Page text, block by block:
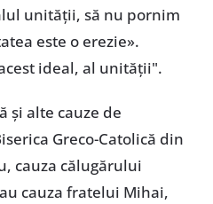
unității, să nu pornim
este o erezie».
ideal, al unității".
și alte cauze de
Greco-Catolică din
cauza călugărului
cauza fratelui Mihai,